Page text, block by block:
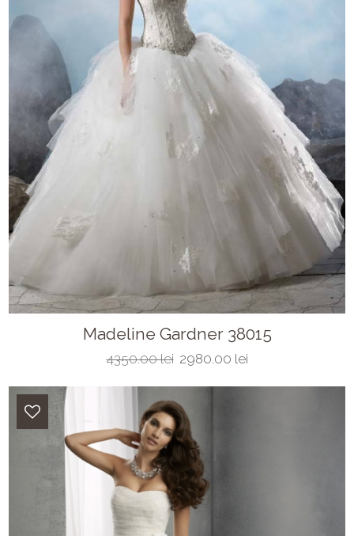
Madeline Gardner 38015
4350.00 lei 2980.00 lei